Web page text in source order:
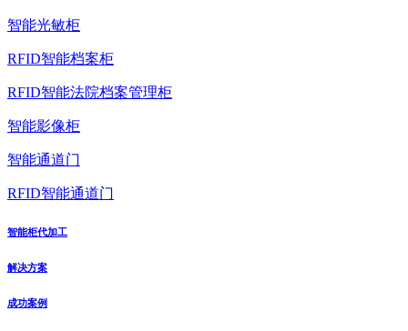
智能光敏柜
RFID智能档案柜
RFID智能法院档案管理柜
智能影像柜
智能通道门
RFID智能通道门
智能柜代加工
解决方案
成功案例